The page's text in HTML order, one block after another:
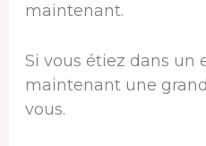
maintenant.
Si vous étiez dans un
maintenant une
vous.